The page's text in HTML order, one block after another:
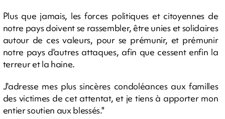
Plus que jamais, les forces politiques et citoyennes de
notre pays doivent se rassembler, être unies et solidaires
autour de ces valeurs, pour se prémunir, et prémunir
notre pays d'autres attaques, afin que cessent enfin la
terreur et la haine.
J'adresse mes plus sincères condoléances aux familles
des victimes de cet attentat, et je tiens à apporter mon
entier soutien aux blessés."